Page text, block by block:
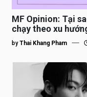
MF Opinion: Tại
chạy theo xu
by Thai Khang Pham